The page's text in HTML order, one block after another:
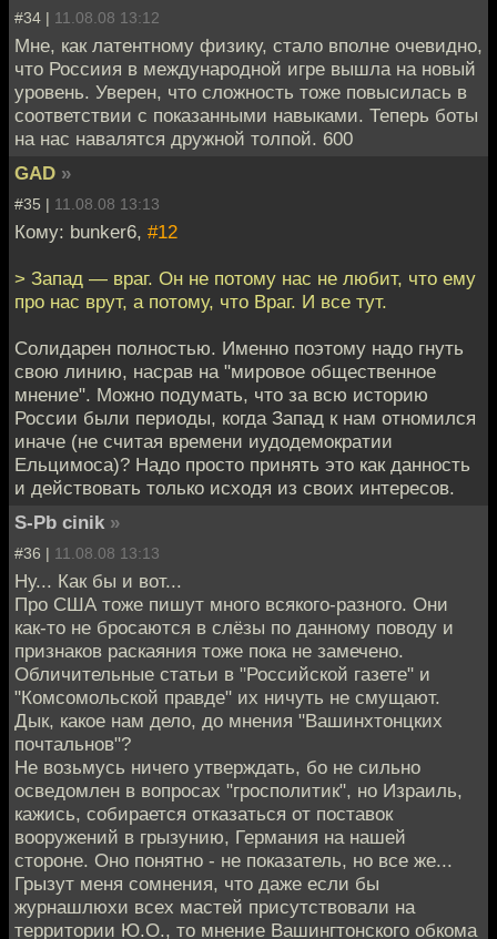
#34 | 11.08.08 13:12
Мне, как латентному физику, стало вполне очевидно,
что Россиия в международной игре вышла на новый
уровень. Уверен, что сложность тоже повысилась в
соответствии с показанными навыками. Теперь боты
на нас навалятся дружной толпой. 600
GAD »
#35 | 11.08.08 13:13
Кому: bunker6, #12
> Запад — враг. Он не потому нас не любит, что ему
про нас врут, а потому, что Враг. И все тут.
Солидарен полностью. Именно поэтому надо гнуть
свою линию, насрав на "мировое общественное
мнение". Можно подумать, что за всю историю
России были периоды, когда Запад к нам отномился
иначе (не считая времени иудодемократии
Ельцимоса)? Надо просто принять это как данность
и действовать только исходя из своих интересов.
S-Pb cinik »
#36 | 11.08.08 13:13
Ну... Как бы и вот...
Про США тоже пишут много всякого-разного. Они
как-то не бросаются в слёзы по данному поводу и
признаков раскаяния тоже пока не замечено.
Обличительные статьи в "Российской газете" и
"Комсомольской правде" их ничуть не смущают.
Дык, какое нам дело, до мнения "Вашинхтонцких
почтальнов"?
Не возьмусь ничего утверждать, бо не сильно
осведомлен в вопросах "гросполитик", но Израиль,
кажись, собирается отказаться от поставок
вооружений в грызунию, Германия на нашей
стороне. Оно понятно - не показатель, но все же...
Грызут меня сомнения, что даже если бы
журнашлюхи всех мастей присутствовали на
территории Ю.О., то мнение Вашингтонского обкома